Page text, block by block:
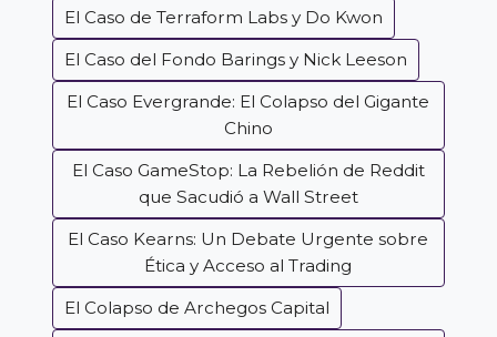
El Caso de Terraform Labs y Do Kwon
El Caso del Fondo Barings y Nick Leeson
El Caso Evergrande: El Colapso del Gigante
Chino
El Caso GameStop: La Rebelión de Reddit
que Sacudió a Wall Street
El Caso Kearns: Un Debate Urgente sobre
Ética y Acceso al Trading
El Colapso de Archegos Capital